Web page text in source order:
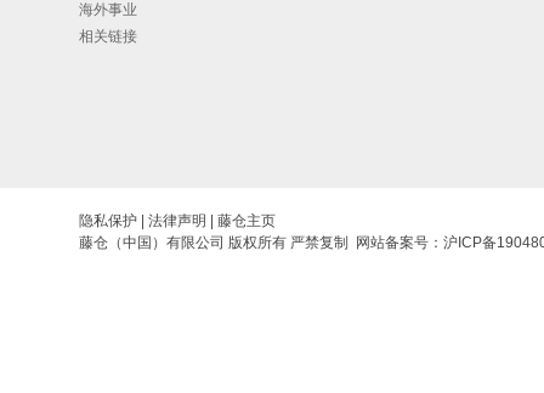
海外事业
相关链接
隐私保护 法律声明
藤仓主页
藤仓（中国）有限公司 版权所有 严禁复制 网站备案号： 沪ICP备